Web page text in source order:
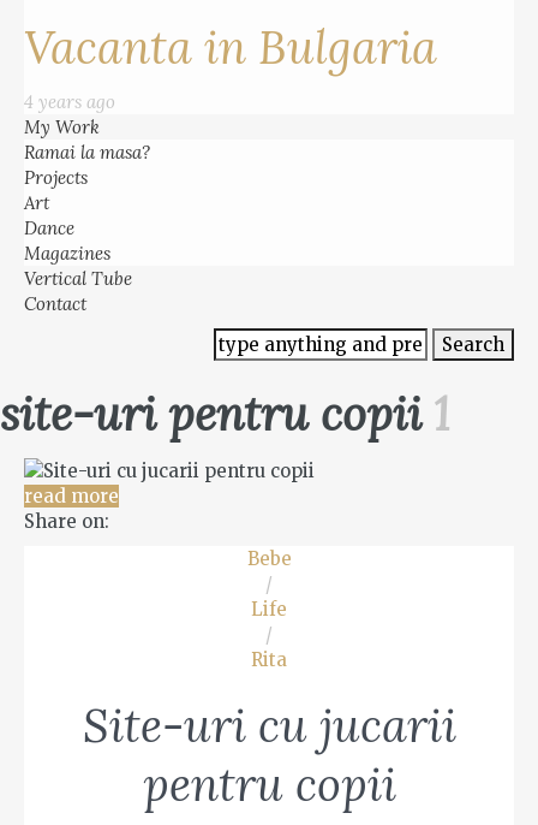
Vacanta in Bulgaria
4 years ago
My Work
Ramai la masa?
Projects
Art
Dance
Magazines
Vertical Tube
Contact
site-uri pentru copii1
read more
Share on:
Bebe
/
Life
/
Rita
Site-uri cu jucarii
pentru copii